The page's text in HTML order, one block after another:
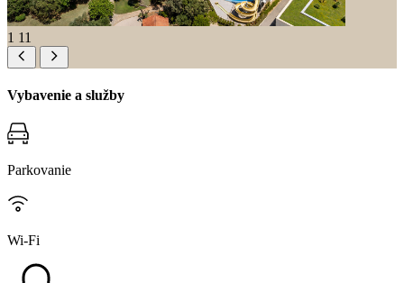
1 11
Vybavenie a služby
Parkovanie
Wi-Fi